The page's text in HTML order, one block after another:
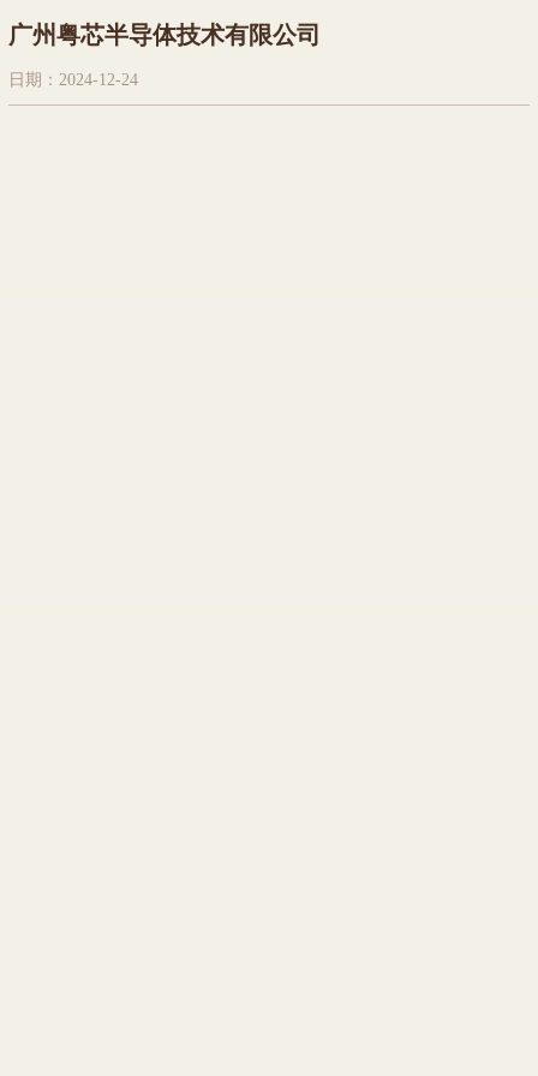
广州粤芯半导体技术有限公司
日期：2024-12-24